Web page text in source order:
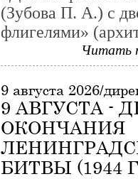
(Зубова П. А.) с
флигелями»
Читать
9 августа 2026/
9 АВГУСТА -
ОКОНЧАНИЯ
БИТВЫ (1944